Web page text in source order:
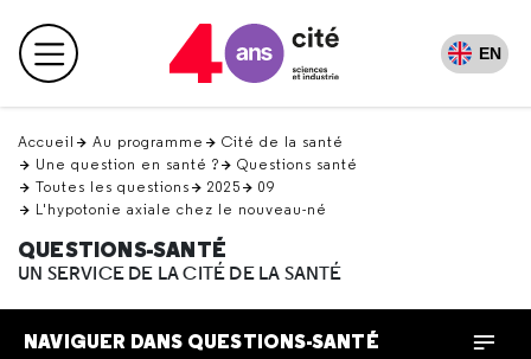
en
haut Menu principal EN
Accueil Au programme
Cité de la santé
Une question en santé ?
Questions santé
Toutes les questions
2025
09
L'hypotonie axiale chez le nouveau-né
QUESTIONS-SANTÉ
UN SERVICE DE LA CITÉ DE LA SANTÉ
NAVIGUER DANS QUESTIONS-SANTÉ